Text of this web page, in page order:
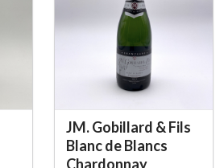
JM. Gobillard & Fils
Blanc de Blancs
Chardonnay